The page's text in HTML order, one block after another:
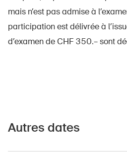
DE FR IT EN
mais n’est pas admise à
participation est délivrée à
d’examen de CHF 350.– sont
Autres dates